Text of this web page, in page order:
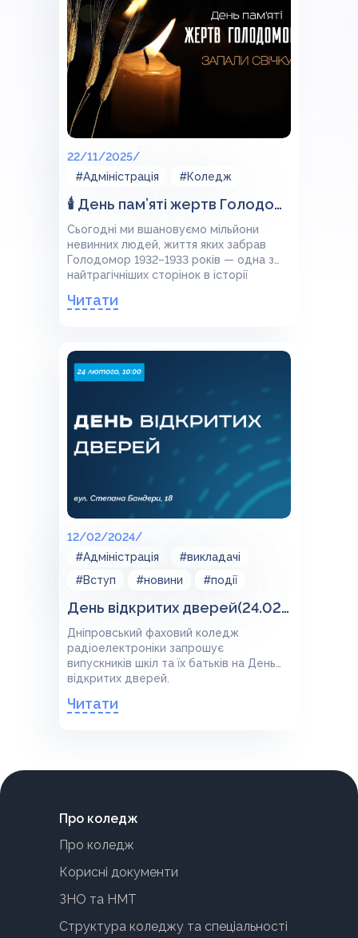
22/11/2025/
#Адміністрація
#Коледж
🕯 День пам’яті жертв Голодомору
Сьогодні ми вшановуємо мільйони
невинних людей, життя яких забрав
Голодомор 1932–1933 років — одна з
найтрагічніших сторінок в історії
Читати
12/02/2024/
#Адміністрація
#викладачі
#Вступ
#новини #події
День відкритих дверей(24.02.24)
Дніпровський фаховий коледж
радіоелектроніки запрошує
випускників шкіл та їх батьків на День
відкритих дверей.
Читати
Про коледж
Про коледж
Корисні документи
ЗНО та НМТ
Структура коледжу та спеціальності